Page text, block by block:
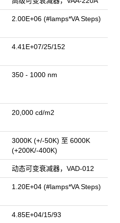
2.00E+06 (#lamps*VA Steps)
4.41E+07/25/152
350 - 1000 nm
20,000 cd/m2
3000K (+/-50K) 至 6000K
(+200K/-400K)
动态可变衰减器，VAD-012
1.20E+04 (#lamps*VA Steps)
4.85E+04/15/93